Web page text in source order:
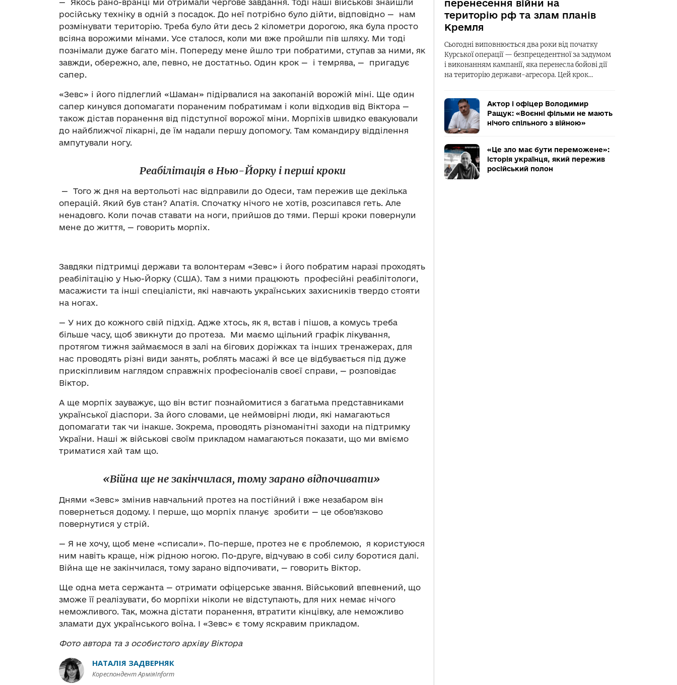
— Якось рано-вранці ми отримали чергове завдання. Тоді наші військові знайшли
російську техніку в одній з посадок. До неї потрібно було дійти, відповідно — нам
розмінувати територію. Треба було йти десь 2 кілометри дорогою, яка була просто
всіяна ворожими мінами. Усе сталося, коли ми вже пройшли пів шляху. Ми тоді
познімали дуже багато мін. Попереду мене йшло три побратими, ступав за ними, як
завжди, обережно, але, певно, не достатньо. Один крок — і темрява, — пригадує
сапер.
«Зевс» і його підлеглий «Шаман» підірвалися на закопаній ворожій міні. Ще один
сапер кинувся допомагати пораненим побратимам і коли відходив від Віктора —
також дістав поранення від підступної ворожої міни. Морпіхів швидко евакуювали
до найближчої лікарні, де їм надали першу допомогу. Там командиру відділення
ампутували ногу.
Реабілітація в Нью-Йорку і перші кроки
— Того ж дня на вертольоті нас відправили до Одеси, там пережив ще декілька
операцій. Який був стан? Апатія. Спочатку нічого не хотів, розсипався геть. Але
ненадовго. Коли почав ставати на ноги, прийшов до тями. Перші кроки повернули
мене до життя, — говорить морпіх.
Завдяки підтримці держави та волонтерам «Зевс» і його побратим наразі проходять
реабілітацію у Нью-Йорку (США). Там з ними працюють професійні реабілітологи,
масажисти та інші спеціалісти, які навчають українських захисників твердо стояти
на ногах.
— У них до кожного свій підхід. Адже хтось, як я, встав і пішов, а комусь треба
більше часу, щоб звикнути до протеза. Ми маємо щільний графік лікування,
протягом тижня займаємося в залі на бігових доріжках та інших тренажерах, для
нас проводять різні види занять, роблять масажі й все це відбувається під дуже
прискіпливим наглядом справжніх професіоналів своєї справи, — розповідає
Віктор.
А ще морпіх зауважує, що він встиг познайомитися з багатьма представниками
української діаспори. За його словами, це неймовірні люди, які намагаються
допомагати так чи інакше. Зокрема, проводять різноманітні заходи на підтримку
України. Наші ж військові своїм прикладом намагаються показати, що ми вміємо
триматися хай там що.
«Війна ще не закінчилася, тому зарано відпочивати»
Днями «Зевс» змінив навчальний протез на постійний і вже незабаром він
повернеться додому. І перше, що морпіх планує зробити — це обов’язково
повернутися у стрій.
— Я не хочу, щоб мене «списали». По-перше, протез не є проблемою, я користуюся
ним навіть краще, ніж рідною ногою. По-друге, відчуваю в собі силу боротися далі.
Війна ще не закінчилася, тому зарано відпочивати, — говорить Віктор.
Ще одна мета сержанта — отримати офіцерське звання. Військовий впевнений, що
зможе її реалізувати, бо морпіхи ніколи не відступають, для них немає нічого
неможливого. Так, можна дістати поранення, втратити кінцівку, але неможливо
зламати дух українського воїна. І «Зевс» є тому яскравим прикладом.
Фото автора та з особистого архіву Віктора
НАТАЛІЯ ЗАДВЕРНЯК
Кореспондент АрміяInform
перенесення війни на
територію рф та злам планів
Кремля
Сьогодні виповнюється два роки від початку
Курської операції — безпрецедентної за задумом
і виконанням кампанії, яка перенесла бойові дії
на територію держави-агресора. Цей крок…
Актор і офіцер Володимир
Ращук: «Воєнні фільми не мають
нічого спільного з війною»
«Це зло має бути переможене»:
історія українця, який пережив
російський полон